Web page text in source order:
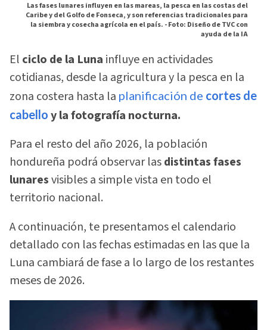
Las fases lunares influyen en las mareas, la pesca en las costas del
Caribe y del Golfo de Fonseca, y son referencias tradicionales para
la siembra y cosecha agrícola en el país. -Foto: Diseño de TVC con
ayuda de la IA
El ciclo de la Luna influye en actividades
cotidianas, desde la agricultura y la pesca en la
zona costera hasta la planificación de cortes de
cabello y la fotografía nocturna.
Para el resto del año 2026, la población
hondureña podrá observar lasdistintas fases
lunaresvisibles a simple vista en todo el
territorio nacional.
A continuación, te presentamos el calendario
detallado con las fechas estimadas en las que la
Luna cambiará de fase a lo largo de los restantes
meses de 2026.